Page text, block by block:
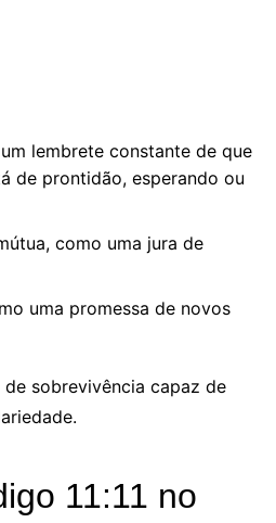
lembrete constante de que
prontidão, esperando ou
como uma jura de
uma promessa de novos
sobrevivência capaz de
11:11 no